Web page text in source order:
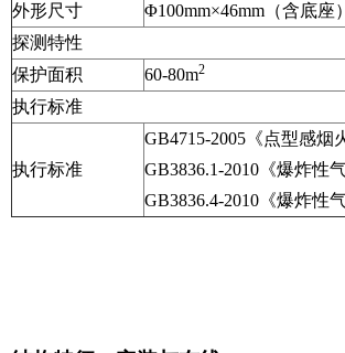
外形尺寸
Φ100mm×46mm（含底座）
探测特性
保护面积
60-80m2
执行标准
执行标准
GB4715-2005《点型感烟
GB3836.1-2010《爆炸性
GB3836.4-2010《爆炸性